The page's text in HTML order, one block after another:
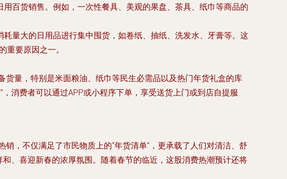
百货销售。例如，一次性餐具、美观的果盘、茶具、纸巾等商品的
量大的日用品进行集中囤货，如卷纸、抽纸、洗发水、牙膏等。这
重要原因之一。
量，特别是米面粮油、纸巾等民生必需品以及热门年货礼盒的库
消费者可以通过APP或小程序下单，享受送货上门或到店自提服
，不仅满足了市民物质上的“年货清单”，更承载了人们对清洁、舒
、喜迎新春的浓厚氛围。随着春节的临近，这股消费热潮预计还将